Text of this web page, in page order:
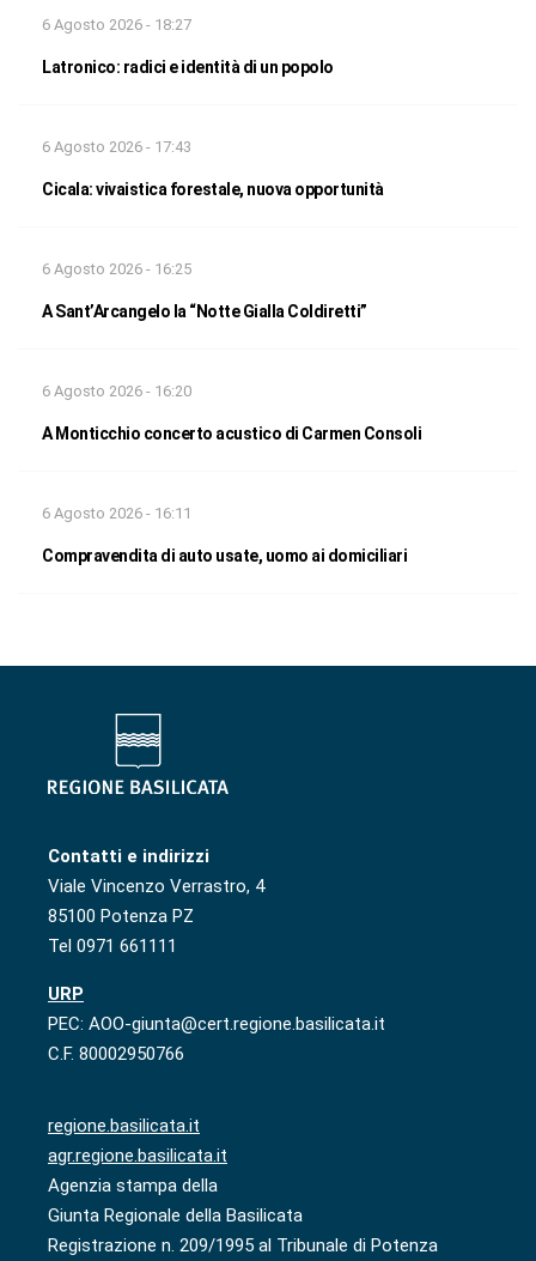
6 Agosto 2026 - 18:27
Latronico: radici e identità di un popolo
6 Agosto 2026 - 17:43
Cicala: vivaistica forestale, nuova opportunità
6 Agosto 2026 - 16:25
A Sant’Arcangelo la “Notte Gialla Coldiretti”
6 Agosto 2026 - 16:20
A Monticchio concerto acustico di Carmen Consoli
6 Agosto 2026 - 16:11
Compravendita di auto usate, uomo ai domiciliari
Contatti e indirizzi
Viale Vincenzo Verrastro, 4
85100 Potenza PZ
Tel 0971 661111
URP
PEC: AOO-giunta@cert.regione.basilicata.it
C.F. 80002950766
regione.basilicata.it
agr.regione.basilicata.it
Agenzia stampa della
Giunta Regionale della Basilicata
Registrazione n. 209/1995 al Tribunale di Potenza